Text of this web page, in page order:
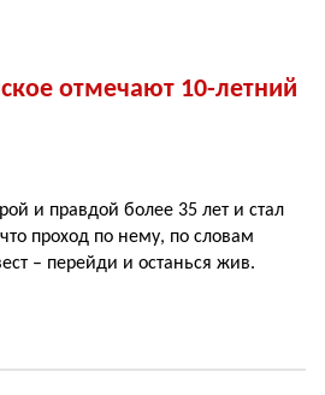
отмечают 10-летний
и правдой более 35 лет и стал
проход по нему, по словам
– перейди и останься жив.